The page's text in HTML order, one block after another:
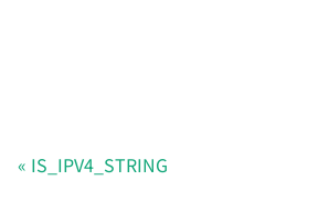
IS_IPV4_STRING